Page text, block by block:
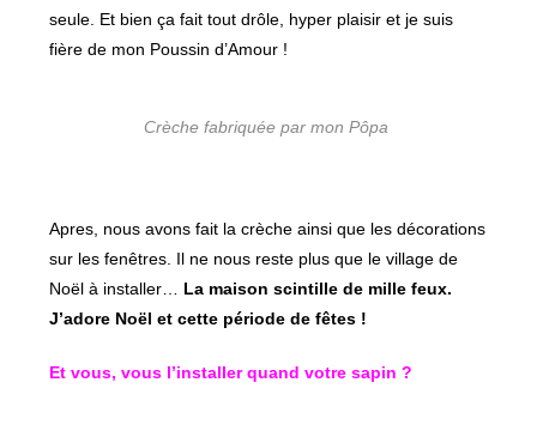
seule. Et bien ça fait tout drôle, hyper plaisir et je suis
fière de mon Poussin d’Amour !
Crèche fabriquée par mon Pôpa
Apres, nous avons fait la crèche ainsi que les décorations
sur les fenêtres. Il ne nous reste plus que le village de
Noël à installer… La maison scintille de mille feux.
J’adore Noël et cette période de fêtes !
Et vous, vous l’installer quand votre sapin ?